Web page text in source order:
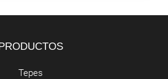
PRODUCTOS
Tepes